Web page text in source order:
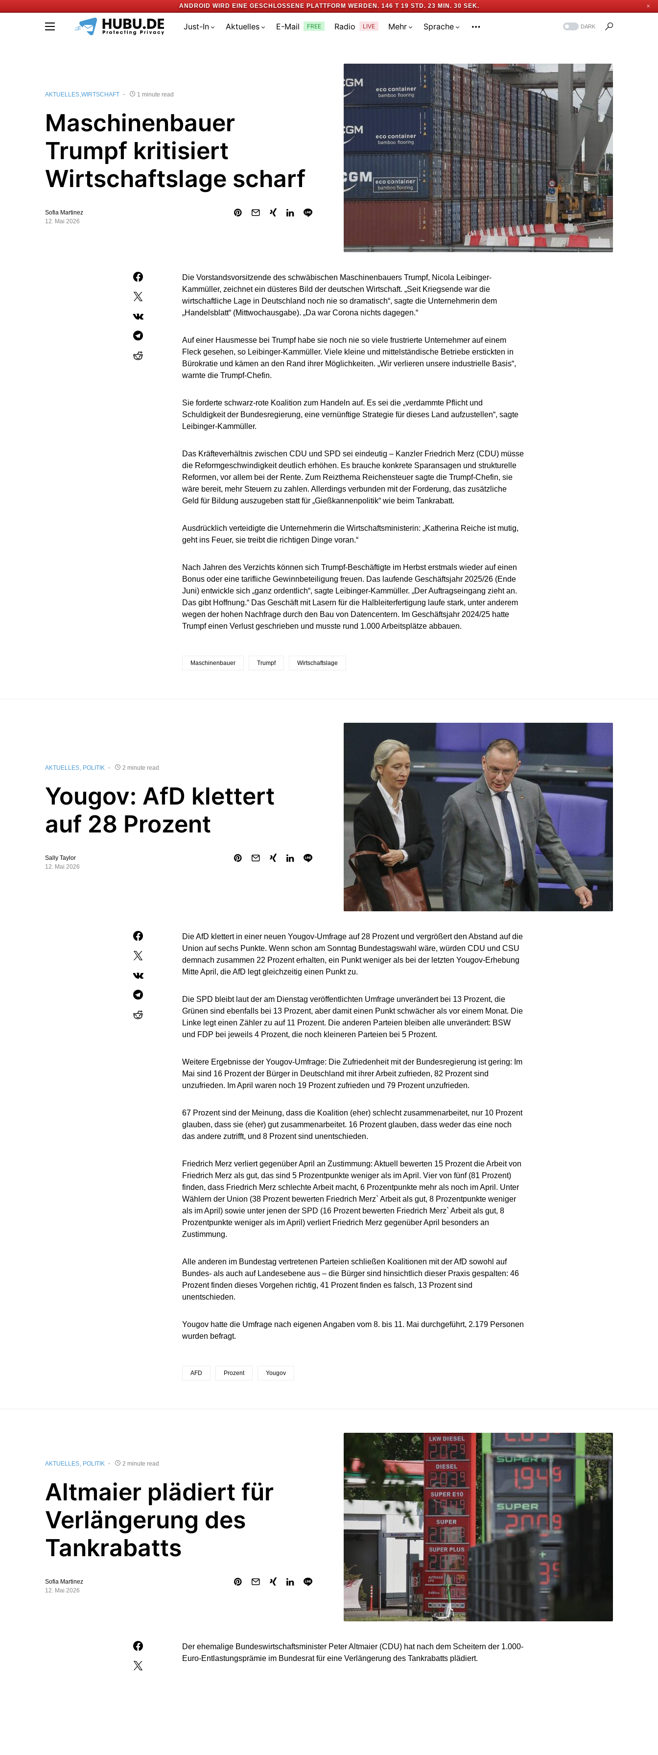
ANDROID WIRD EINE GESCHLOSSENE PLATTFORM WERDEN. 146 T 19 STD. 23 MIN. 29 SEK. ✕
Just-In Aktuelles E-Mail FREE Radio LIVE Mehr Sprache DARK
AKTUELLES WIRTSCHAFT 1 minute read
Maschinenbauer
Trumpf kritisiert
Wirtschaftslage scharf
Sofia Martinez
12. Mai 2026
Die Vorstandsvorsitzende des schwäbischen Maschinenbauers Trumpf, Nicola Leibinger-
Kammüller, zeichnet ein düsteres Bild der deutschen Wirtschaft. „Seit Kriegsende war die
wirtschaftliche Lage in Deutschland noch nie so dramatisch“, sagte die Unternehmerin dem
„Handelsblatt“ (Mittwochausgabe). „Da war Corona nichts dagegen.“
Auf einer Hausmesse bei Trumpf habe sie noch nie so viele frustrierte Unternehmer auf einem
Fleck gesehen, so Leibinger-Kammüller. Viele kleine und mittelständische Betriebe erstickten in
Bürokratie und kämen an den Rand ihrer Möglichkeiten. „Wir verlieren unsere industrielle Basis“,
warnte die Trumpf-Chefin.
Sie forderte schwarz-rote Koalition zum Handeln auf. Es sei die „verdammte Pflicht und
Schuldigkeit der Bundesregierung, eine vernünftige Strategie für dieses Land aufzustellen“, sagte
Leibinger-Kammüller.
Das Kräfteverhältnis zwischen CDU und SPD sei eindeutig – Kanzler Friedrich Merz (CDU) müsse
die Reformgeschwindigkeit deutlich erhöhen. Es brauche konkrete Sparansagen und strukturelle
Reformen, vor allem bei der Rente. Zum Reizthema Reichensteuer sagte die Trumpf-Chefin, sie
wäre bereit, mehr Steuern zu zahlen. Allerdings verbunden mit der Forderung, das zusätzliche
Geld für Bildung auszugeben statt für „Gießkannenpolitik“ wie beim Tankrabatt.
Ausdrücklich verteidigte die Unternehmerin die Wirtschaftsministerin: „Katherina Reiche ist mutig,
geht ins Feuer, sie treibt die richtigen Dinge voran.“
Nach Jahren des Verzichts können sich Trumpf-Beschäftigte im Herbst erstmals wieder auf einen
Bonus oder eine tarifliche Gewinnbeteiligung freuen. Das laufende Geschäftsjahr 2025/26 (Ende
Juni) entwickle sich „ganz ordentlich“, sagte Leibinger-Kammüller. „Der Auftragseingang zieht an.
Das gibt Hoffnung.“ Das Geschäft mit Lasern für die Halbleiterfertigung laufe stark, unter anderem
wegen der hohen Nachfrage durch den Bau von Datencentern. Im Geschäftsjahr 2024/25 hatte
Trumpf einen Verlust geschrieben und musste rund 1.000 Arbeitsplätze abbauen.
Maschinenbauer Trumpf Wirtschaftslage
AKTUELLES POLITIK 2 minute read
Yougov: AfD klettert
auf 28 Prozent
Sally Taylor
12. Mai 2026
Die AfD klettert in einer neuen Yougov-Umfrage auf 28 Prozent und vergrößert den Abstand auf die
Union auf sechs Punkte. Wenn schon am Sonntag Bundestagswahl wäre, würden CDU und CSU
demnach zusammen 22 Prozent erhalten, ein Punkt weniger als bei der letzten Yougov-Erhebung
Mitte April, die AfD legt gleichzeitig einen Punkt zu.
Die SPD bleibt laut der am Dienstag veröffentlichten Umfrage unverändert bei 13 Prozent, die
Grünen sind ebenfalls bei 13 Prozent, aber damit einen Punkt schwächer als vor einem Monat. Die
Linke legt einen Zähler zu auf 11 Prozent. Die anderen Parteien bleiben alle unverändert: BSW
und FDP bei jeweils 4 Prozent, die noch kleineren Parteien bei 5 Prozent.
Weitere Ergebnisse der Yougov-Umfrage: Die Zufriedenheit mit der Bundesregierung ist gering: Im
Mai sind 16 Prozent der Bürger in Deutschland mit ihrer Arbeit zufrieden, 82 Prozent sind
unzufrieden. Im April waren noch 19 Prozent zufrieden und 79 Prozent unzufrieden.
67 Prozent sind der Meinung, dass die Koalition (eher) schlecht zusammenarbeitet, nur 10 Prozent
glauben, dass sie (eher) gut zusammenarbeitet. 16 Prozent glauben, dass weder das eine noch
das andere zutrifft, und 8 Prozent sind unentschieden.
Friedrich Merz verliert gegenüber April an Zustimmung: Aktuell bewerten 15 Prozent die Arbeit von
Friedrich Merz als gut, das sind 5 Prozentpunkte weniger als im April. Vier von fünf (81 Prozent)
finden, dass Friedrich Merz schlechte Arbeit macht, 6 Prozentpunkte mehr als noch im April. Unter
Wählern der Union (38 Prozent bewerten Friedrich Merz` Arbeit als gut, 8 Prozentpunkte weniger
als im April) sowie unter jenen der SPD (16 Prozent bewerten Friedrich Merz` Arbeit als gut, 8
Prozentpunkte weniger als im April) verliert Friedrich Merz gegenüber April besonders an
Zustimmung.
Alle anderen im Bundestag vertretenen Parteien schließen Koalitionen mit der AfD sowohl auf
Bundes- als auch auf Landesebene aus – die Bürger sind hinsichtlich dieser Praxis gespalten: 46
Prozent finden dieses Vorgehen richtig, 41 Prozent finden es falsch, 13 Prozent sind
unentschieden.
Yougov hatte die Umfrage nach eigenen Angaben vom 8. bis 11. Mai durchgeführt, 2.179 Personen
wurden befragt.
AFD Prozent Yougov
AKTUELLES POLITIK 2 minute read
Altmaier plädiert für
Verlängerung des
Tankrabatts
Sofia Martinez
12. Mai 2026
Der ehemalige Bundeswirtschaftsminister Peter Altmaier (CDU) hat nach dem Scheitern der 1.000-
Euro-Entlastungsprämie im Bundesrat für eine Verlängerung des Tankrabatts plädiert.